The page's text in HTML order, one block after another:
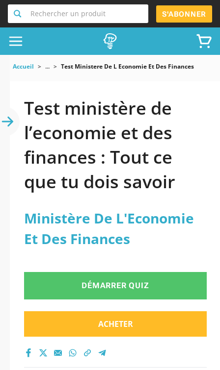
Rechercher un produit S'ABONNER
Accueil ... Test Ministere De L Economie Et Des Finances
Test ministère de
l’economie et des
finances : Tout ce
que tu dois savoir
Ministère De L'Economie
Et Des Finances
DÉMARRER QUIZ
ACHETER